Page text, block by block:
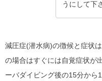
うにして下
減圧症(潜水病)の徴候と症状
の場合はすぐには自覚症状が
ーバダイビング後の15分から